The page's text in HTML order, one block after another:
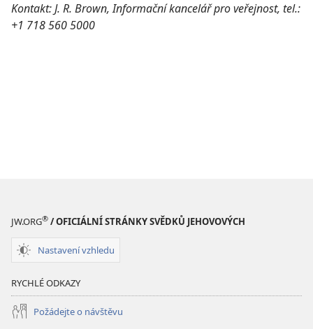
Kontakt: J. R. Brown, Informační kancelář pro veřejnost, tel.:
+1 718 560 5000
JW.ORG® / OFICIÁLNÍ STRÁNKY SVĚDKŮ JEHOVOVÝCH
Nastavení vzhledu
RYCHLÉ ODKAZY
Požádejte o návštěvu